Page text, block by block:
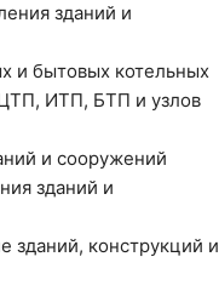
зданий и
и бытовых котельных
ИТП, БТП и узлов
и сооружений
зданий и
зданий, конструкций и